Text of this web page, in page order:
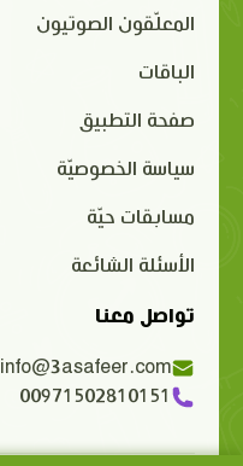
المعلّقون الصوتيون
الباقات
صفحة التطبيق
سياسة الخصوصيّة
مسابقات حيّة
الأسئلة الشائعة
تواصل معنا
info@3asafeer.com
00971502810151